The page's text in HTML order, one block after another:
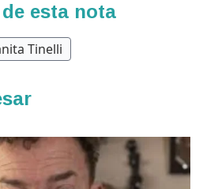
esta nota
Tinelli